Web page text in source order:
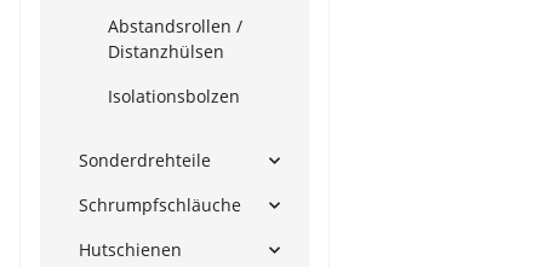
Abstandsrollen /
Distanzhülsen
Isolationsbolzen
Sonderdrehteile
Schrumpfschläuche
Hutschienen